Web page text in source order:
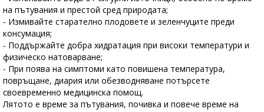
на пътувания и престой сред природата;
- Измивайте старателно плодовете и зеленчуците преди
консумация;
- Поддържайте добра хидратация при високи температури и
физическо натоварване;
- При поява на симптоми като повишена температура,
повръщане, диария или обезводняване потърсете
своевременно медицинска помощ.
Лятото е време за пътувания, почивка и повече време на